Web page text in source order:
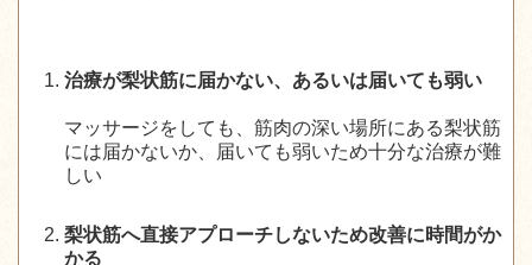
治療が梨状筋に届かない、あるいは届いても弱い
マッサージをしても、筋肉の深い場所にある梨状筋
には届かないか、届いても弱いため十分な治療が難
しい
梨状筋へ直接アプローチしないため改善に時間がか
かる